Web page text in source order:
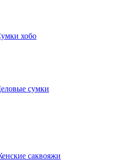
хобо
сумки
саквояжи